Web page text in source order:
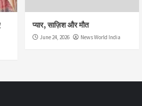
प्यार, साज़िश और मौत
June 24, 2026 News World India